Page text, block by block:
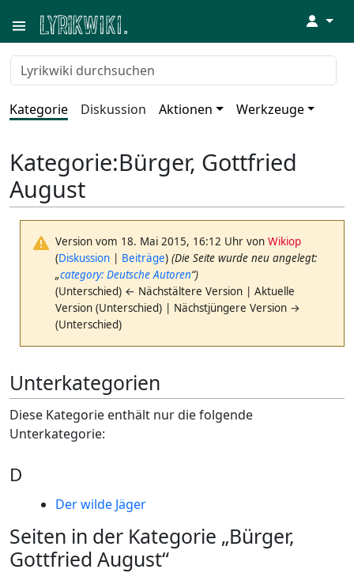
↓
Kategorie Diskussion Aktionen Werkzeuge
Kategorie:Bürger, Gottfried
August
Version vom 18. Mai 2015, 16:12 Uhr vonWikiop
(Diskussion | Beiträge) (Die Seite wurde neu angelegt:
„category: Deutsche Autoren“)
(Unterschied) ← Nächstältere Version | Aktuelle
Version (Unterschied) | Nächstjüngere Version →
(Unterschied)
Unterkategorien
Diese Kategorie enthält nur die folgende
Unterkategorie:
D
Der wilde Jäger
Seiten in der Kategorie „Bürger,
Gottfried August“